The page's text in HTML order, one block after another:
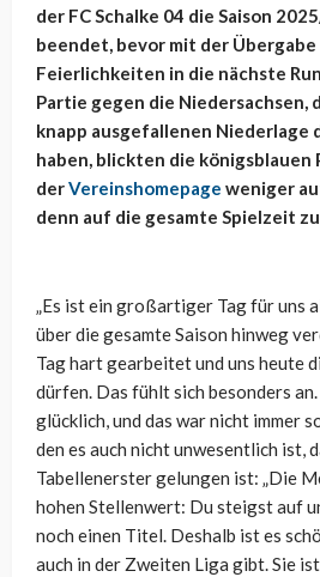
der FC Schalke 04 die Saison
beendet, bevor mit der
Feierlichkeiten in die nächste
Partie gegen die Niedersachsen,
knapp ausgefallenen Niederlage
haben, blickten die
derVereinshomepage weniger
denn auf die gesamte Spielzeit
„Es ist ein großartiger Tag für uns
über die gesamte Saison hinweg
Tag hart gearbeitet und uns heute
dürfen. Das fühlt sich besonders
glücklich, und das war nicht immer
den es auch nicht unwesentlich ist,
Tabellenerster gelungen ist: „Die
hohen Stellenwert: Du steigst auf
noch einen Titel. Deshalb ist es
auch in der Zweiten Liga gibt. Sie